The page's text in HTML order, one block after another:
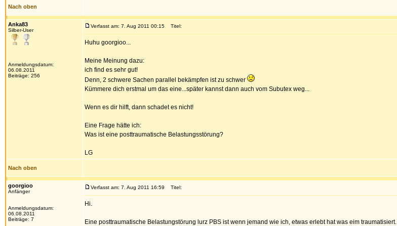
Nach oben
Anka83
Silber-User
Anmeldungsdatum:
06.08.2011
Beiträge: 256
Verfasst am: 7. Aug 2011 00:15 Titel:
Huhu goorgioo...
Meine Meinung dazu:
ich find es sehr gut!
Denn, 2 schwere Sachen parallel bekämpfen ist zu schwer
Kümmere dich erstmal um das eine...später kannst dann auch vom Subutex weg...
Wenn es dir hilft, dann schadet es nicht!
Eine Frage hätte ich:
Was ist eine posttraumatische Belastungsstörung?
LG
Nach oben
goorgioo
Anfänger
Anmeldungsdatum:
06.08.2011
Beiträge: 7
Verfasst am: 7. Aug 2011 16:59 Titel:
Hi.
Eine posttraumatische Belastungstörung lurz PBS ist wenn jemand wie ich, etwas erlebt hat was eim traumatisiert.